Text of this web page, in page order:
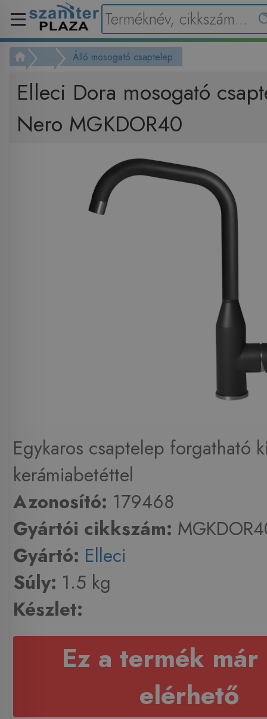
... Álló mosogató csaptelep
Elleci Dora mosogató
Nero MGKDOR40
Egykaros csaptelep forgatható
kerámiabetéttel
Azonosító: 179468
Gyártói cikkszám:
Gyártó: Elleci
Súly: 1.5 kg
Készlet:
Ez a termék már
elérhető